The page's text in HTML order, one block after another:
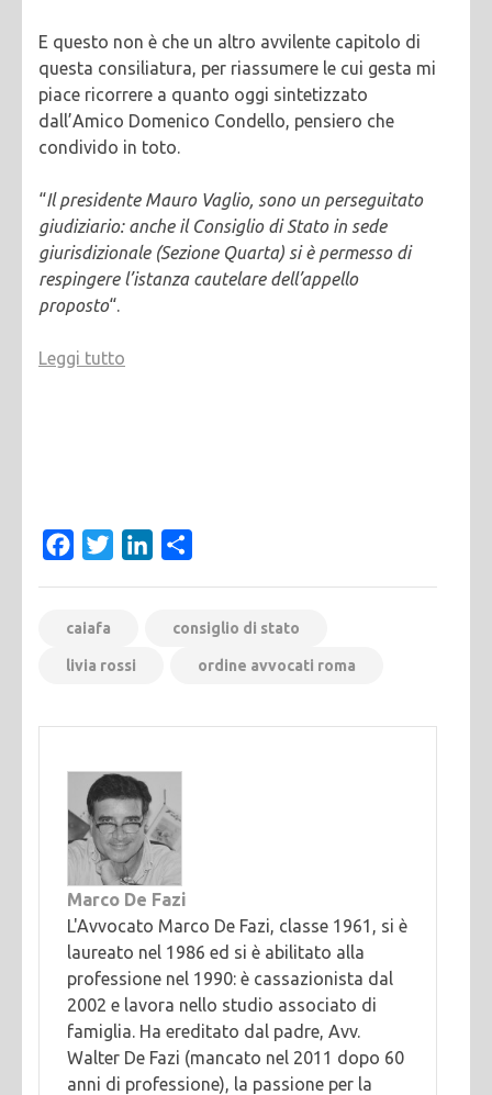
E questo non è che un altro avvilente capitolo di
questa consiliatura, per riassumere le cui gesta mi
piace ricorrere a quanto oggi sintetizzato
dall’Amico Domenico Condello, pensiero che
condivido in toto.
“Il presidente Mauro Vaglio, sono un perseguitato
giudiziario: anche il Consiglio di Stato in sede
giurisdizionale (Sezione Quarta) si è permesso di
respingere l’istanza cautelare dell’appello
proposto“.
Leggi tutto
FacebookTwitterLinkedIn
caiafa consiglio di stato
livia rossi ordine avvocati roma
Marco De Fazi
L'Avvocato Marco De Fazi, classe 1961, si è
laureato nel 1986 ed si è abilitato alla
professione nel 1990: è cassazionista dal
2002 e lavora nello studio associato di
famiglia. Ha ereditato dal padre, Avv.
Walter De Fazi (mancato nel 2011 dopo 60
anni di professione), la passione per la